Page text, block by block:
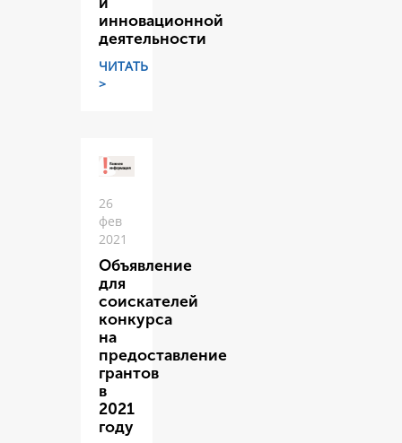
инновационной
деятельности
ЧИТАТЬ
>
26
фев
2021
Объявление
для
соискателей
конкурса
на
предоставление
грантов
в
2021
году